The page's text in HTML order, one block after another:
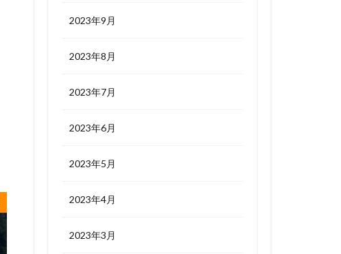
2023年9月
2023年8月
2023年7月
2023年6月
2023年5月
2023年4月
2023年3月